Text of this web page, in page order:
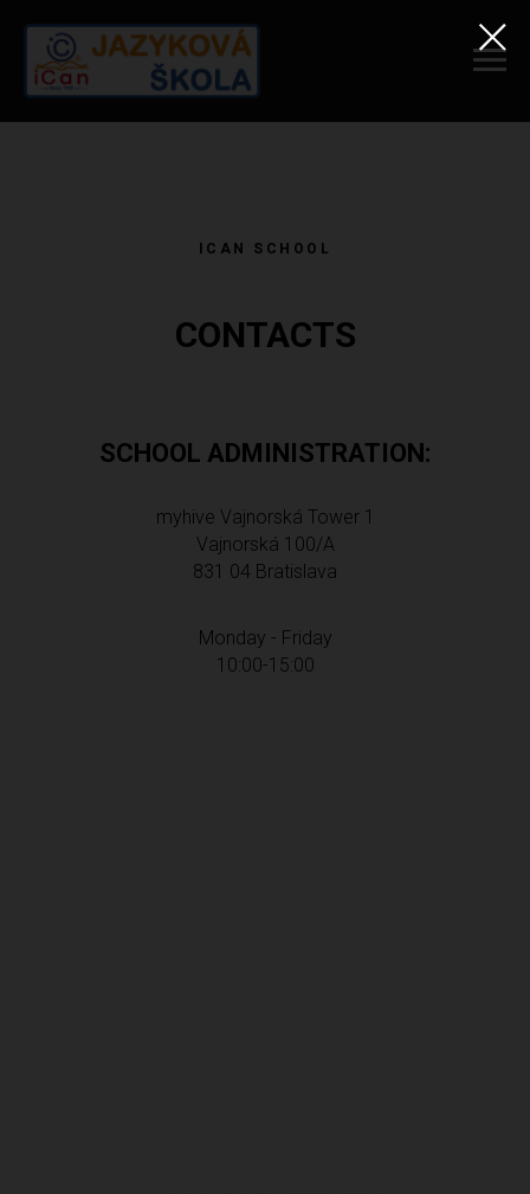
ICAN SCHOOL
CONTACTS
SCHOOL ADMINISTRATION:
myhive Vajnorská Tower 1
Vajnorská 100/A
831 04 Bratislava
Monday - Friday
10:00-15:00